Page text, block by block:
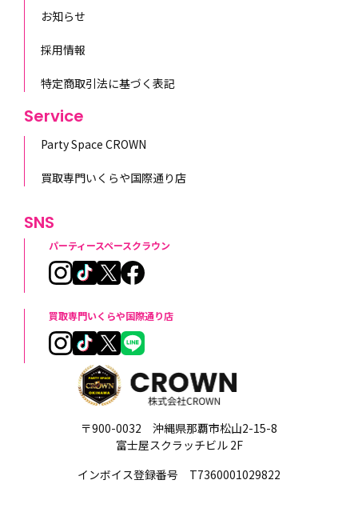
〒900-0032 沖縄県那覇市松山2-15-8
富士屋スクラッチビル 2F
インボイス登録番号 T7360001029822
お知らせ
採用情報
特定商取引法に基づく表記
Service
Party Space CROWN
買取専門いくらや国際通り店
SNS
パーティースペースクラウン
買取専門いくらや国際通り店